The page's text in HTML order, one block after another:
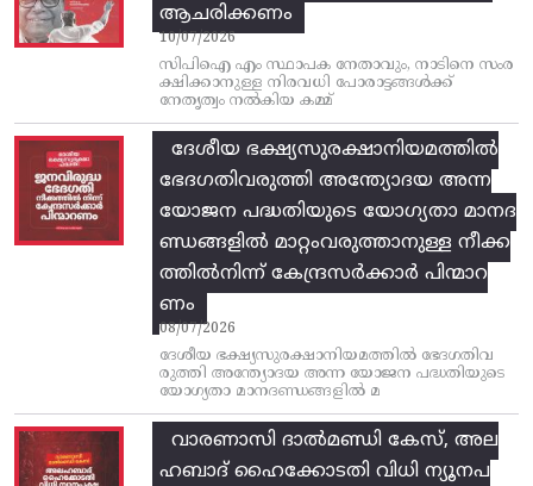
ആചരിക്കണം
10/07/2026
സിപിഐ എം സ്ഥാപക നേതാവും, നാടിനെ സംര
ക്ഷിക്കാനുള്ള നിരവധി പോരാട്ടങ്ങള്‍ക്ക്‌
നേതൃത്വം നല്‍കിയ കമ്മ്
ദേശീയ ഭക്ഷ്യസുരക്ഷാനിയമത്തിൽ
ഭേദഗതിവരുത്തി അന്ത്യോദയ അന്ന
യോജന പദ്ധതിയുടെ യോഗ്യതാ മാനദ
ണ്ഡങ്ങളിൽ മാറ്റംവരുത്താനുള്ള നീക്ക
ത്തിൽനിന്ന്‌ കേന്ദ്രസർക്കാർ പിന്മാറ
ണം
08/07/2026
ദേശീയ ഭക്ഷ്യസുരക്ഷാനിയമത്തിൽ ഭേദഗതിവ
രുത്തി അന്ത്യോദയ അന്ന യോജന പദ്ധതിയുടെ
യോഗ്യതാ മാനദണ്ഡങ്ങളിൽ മ
വാരണാസി ദാൽമണ്ഡി കേസ്, അല
ഹബാദ് ഹൈക്കോടതി വിധി ന്യൂനപ